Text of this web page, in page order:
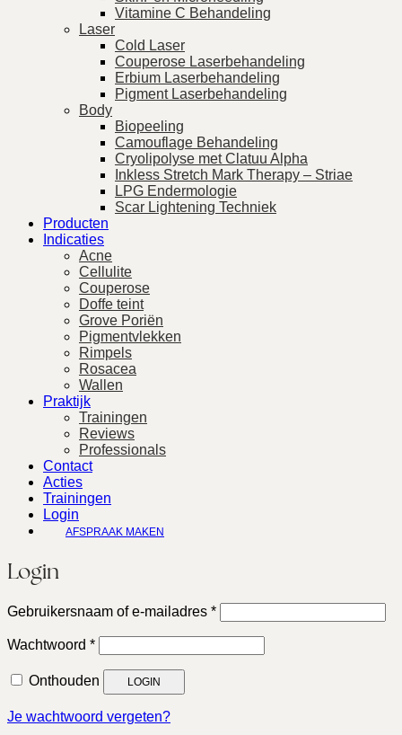
Vitamine C Behandeling
Laser
Cold Laser
Couperose Laserbehandeling
Erbium Laserbehandeling
Pigment Laserbehandeling
Body
Biopeeling
Camouflage Behandeling
Cryolipolyse met Clatuu Alpha
Inkless Stretch Mark Therapy – Striae
LPG Endermologie
Scar Lightening Techniek
Producten
Indicaties
Acne
Cellulite
Couperose
Doffe teint
Grove Poriën
Pigmentvlekken
Rimpels
Rosacea
Wallen
Praktijk
Trainingen
Reviews
Professionals
Contact
Acties
Trainingen
Login
AFSPRAAK MAKEN
Login
Gebruikersnaam of e-mailadres *Vereist
Wachtwoord *Vereist
Onthouden LOGIN
Je wachtwoord vergeten?